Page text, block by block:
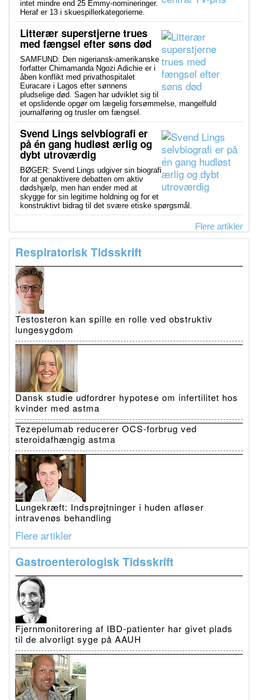
intet mindre end 25 Emmy-nomineringer.
Heraf er 13 i skuespillerkategorierne.
Litterær superstjerne trues
med fængsel efter søns død
SAMFUND: Den nigeriansk-amerikanske
forfatter Chimamanda Ngozi Adichie er i
åben konflikt med privathospitalet
Euracare i Lagos efter sønnens
pludselige død. Sagen har udviklet sig til
et opslidende opgør om lægelig forsømmelse, mangelfuld
journalføring og trusler om fængsel.
Svend Lings selvbiografi er
på én gang hudløst ærlig og
dybt utroværdig
BØGER: Svend Lings udgiver sin biografi
for at genaktivere debatten om aktiv
dødshjælp, men han ender med at
skygge for sin legitime holdning og for et
konstruktivt bidrag til det svære etiske spørgsmål.
Flere artikler
Respiratorisk Tidsskrift
Testosteron kan spille en rolle ved obstruktiv
lungesygdom
Dansk studie udfordrer hypotese om infertilitet hos
kvinder med astma
Tezepelumab reducerer OCS-forbrug ved
steroidafhængig astma
Lungekræft: Indsprøjtninger i huden afløser
intravenøs behandling
Flere artikler
Gastroenterologisk Tidsskrift
Fjernmonitorering af IBD-patienter har givet plads
til de alvorligt syge på AAUH